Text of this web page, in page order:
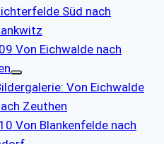
Süd nach
Von Eichwalde nach
Von Eichwalde
Zeuthen
Von Blankenfelde nach